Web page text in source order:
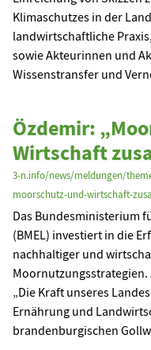
Klimaschutzes in der
landwirtschaftliche
sowie Akteurinnen und
Wissenstransfer und
Özdemir:
Wirtschaft
3-n.info/news/meldungen/
moorschutz-und-wirtschaft-
Das Bundesministerium
(BMEL) investiert in die
nachhaltiger und
„Die Kraft unseres
Ernährung und
brandenburgischen